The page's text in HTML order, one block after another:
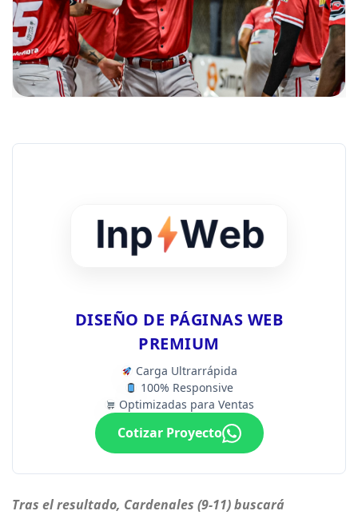
DISEÑO DE PÁGINAS WEB
PREMIUM
Carga Ultrarrápida
100% Responsive
Optimizadas para Ventas
Cotizar Proyecto
Tras el resultado, Cardenales (9-11) buscará